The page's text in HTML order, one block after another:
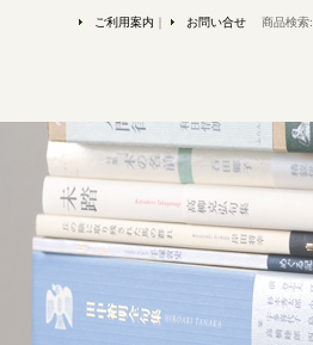
ご利用案内 お問い合せ 商品検索: